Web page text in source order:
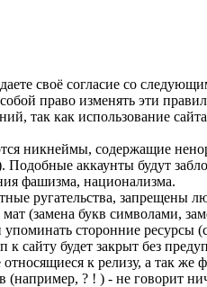
своё согласие со
право изменять эти
так как использование
никнеймы, содержащие
аккаунты будут
фашизма, национализма.
ругательства, запрещены
(замена букв символами,
сторонние ресурсы
к сайту будет закрыт без
к релизу, а так же
(например, ? ! ) - не говорит